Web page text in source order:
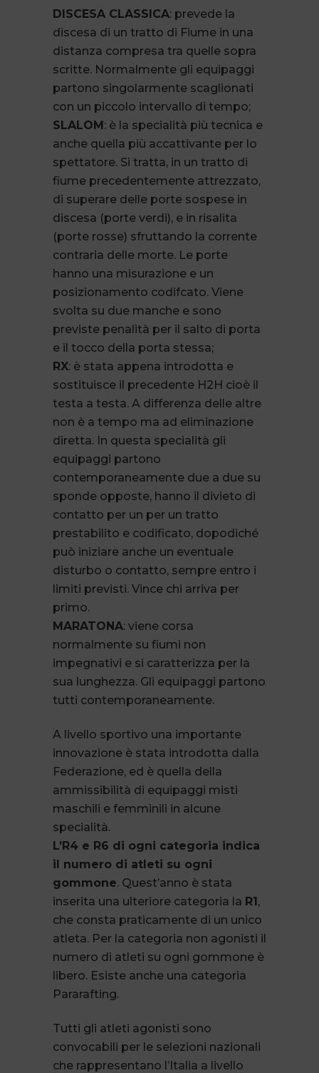
DISCESA CLASSICA: prevede la
discesa di un tratto di Fiume in una
distanza compresa tra quelle sopra
scritte. Normalmente gli equipaggi
partono singolarmente scaglionati
con un piccolo intervallo di tempo;
SLALOM: è la specialità più tecnica e
anche quella più accattivante per lo
spettatore. Si tratta, in un tratto di
fiume precedentemente attrezzato,
di superare delle porte sospese in
discesa (porte verdi), e in risalita
(porte rosse) sfruttando la corrente
contraria delle morte. Le porte
hanno una misurazione e un
posizionamento codifcato. Viene
svolta su due manche e sono
previste penalità per il salto di porta
e il tocco della porta stessa;
RX: è stata appena introdotta e
sostituisce il precedente H2H cioè il
testa a testa. A differenza delle altre
non è a tempo ma ad eliminazione
diretta. In questa specialità gli
equipaggi partono
contemporaneamente due a due su
sponde opposte, hanno il divieto di
contatto per un per un tratto
prestabilito e codificato, dopodiché
può iniziare anche un eventuale
disturbo o contatto, sempre entro i
limiti previsti. Vince chi arriva per
primo.
MARATONA: viene corsa
normalmente su fiumi non
impegnativi e si caratterizza per la
sua lunghezza. Gli equipaggi partono
tutti contemporaneamente.
A livello sportivo una importante
innovazione è stata introdotta dalla
Federazione, ed è quella della
ammissibilità di equipaggi misti
maschili e femminili in alcune
specialità.
L’R4 e R6 di ogni categoria indica
il numero di atleti su ogni
gommone. Quest’anno è stata
inserita una ulteriore categoria la R1,
che consta praticamente di un unico
atleta. Per la categoria non agonisti il
numero di atleti su ogni gommone è
libero. Esiste anche una categoria
Pararafting.
Tutti gli atleti agonisti sono
convocabili per le selezioni nazionali
che rappresentano l’Italia a livello